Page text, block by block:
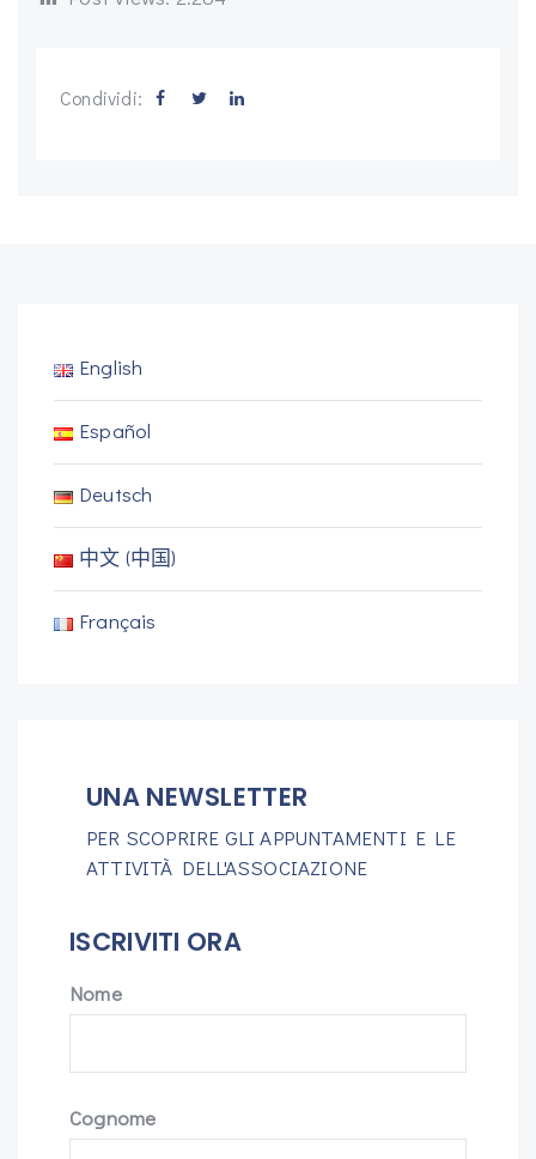
Condividi:
English
Español
Deutsch
中文 (中国)
Français
UNA NEWSLETTER
PER SCOPRIRE GLI APPUNTAMENTI E LE
ATTIVITÀ DELL'ASSOCIAZIONE
ISCRIVITI ORA
Nome
Cognome